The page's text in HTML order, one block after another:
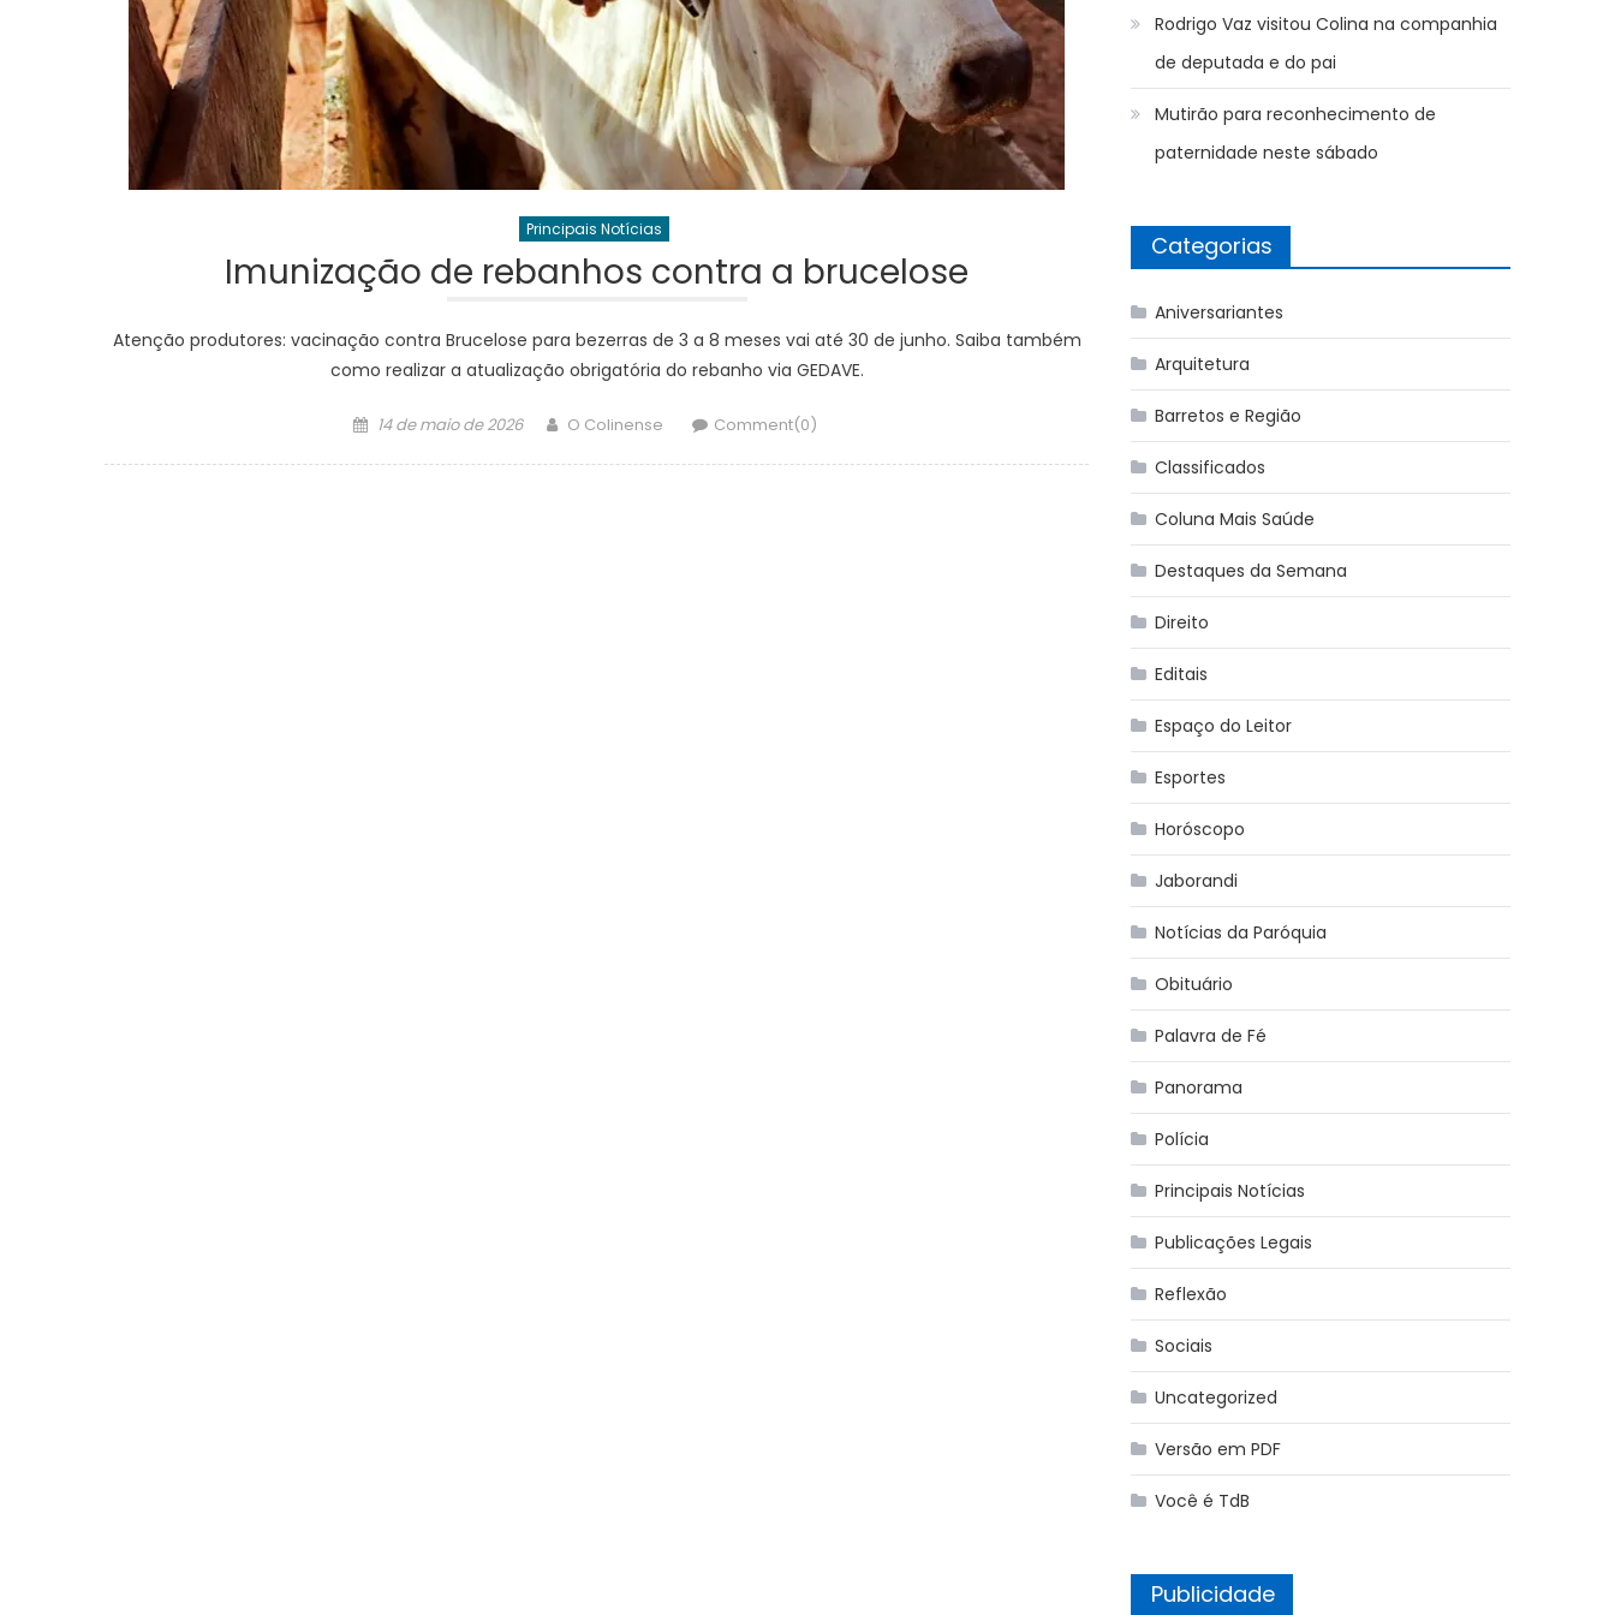
Principais Notícias
Imunização de rebanhos contra a brucelose
Atenção produtores: vacinação contra Brucelose para bezerras de 3 a 8 meses vai até 30 de junho. Saiba também
como realizar a atualização obrigatória do rebanho via GEDAVE.
Posted
14 de maio de 2026 Author
O Colinense Comment(0)
Rodrigo Vaz visitou Colina na companhia
de deputada e do pai
Mutirão para reconhecimento de
paternidade neste sábado
Categorias
Aniversariantes
Arquitetura
Barretos e Região
Classificados
Coluna Mais Saúde
Destaques da Semana
Direito
Editais
Espaço do Leitor
Esportes
Horóscopo
Jaborandi
Notícias da Paróquia
Obituário
Palavra de Fé
Panorama
Polícia
Principais Notícias
Publicações Legais
Reflexão
Sociais
Uncategorized
Versão em PDF
Você é TdB
Publicidade